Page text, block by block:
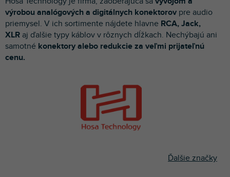
výrobou analógových a digitálnych konektorov pre audio
priemysel. V ich sortimente nájdete hlavne RCA, Jack,
XLR aj ďalšie typy káblov v rôznych dĺžkach. Nechýbajú ani
samotné konektory alebo redukcie za veľmi prijateľnú
cenu.
Ďalšie značky
p
r
o
d
u
k